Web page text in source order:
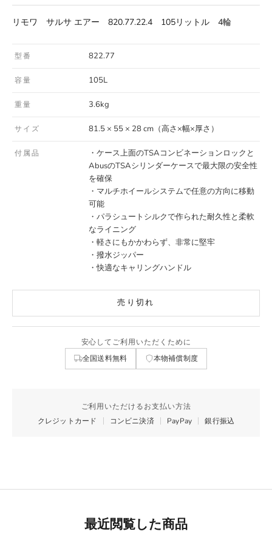
リモワ サルサ エアー 820.77.22.4 105リットル 4輪
型番 822.77
容量 105L
重量 3.6kg
サイズ 81.5 × 55 × 28 cm（高さ×幅×厚さ）
付属品
・ケース上面のTSAコンビネーションロックと
AbusのTSAシリンダーケースで最大限の安全性
を確保
・マルチホイールシステムで任意の方向に移動
可能
・パラシュートシルクで作られた耐久性と柔軟
なライニング
・軽さにもかかわらず、非常に堅牢
・撥水ジッパー
・快適なキャリングハンドル
売り切れ
安心してご利用いただくために
全国送料無料 本物補償制度
ご利用いただけるお支払い方法
クレジットカード
コンビニ決済 PayPay 銀行振込
最近閲覧した商品